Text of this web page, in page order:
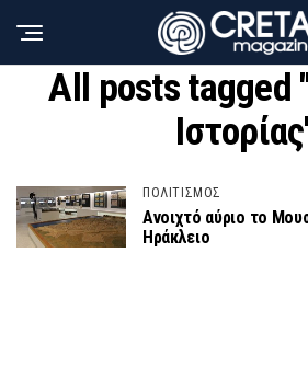
All posts tagged
ΠΟΛΙΤΙΣΜΟΣ
Ανοιχτό αύριο το
Ηράκλειο